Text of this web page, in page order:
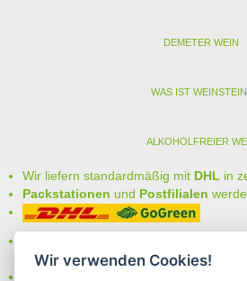
DEMETER WEIN
WAS IST
ALKOHOLFREIER
Wir liefern standardmäßig mit DHL in
Packstationen und Postfilialen
auswählen:
Wir verwenden Cookies!